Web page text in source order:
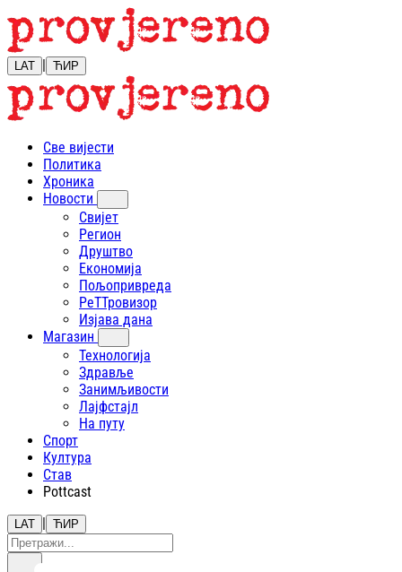
LAT | ЋИР
Све вијести
Политика
Хроника
Новости
Свијет
Регион
Друштво
Економија
Пољопривреда
РеТТровизор
Изјава дана
Магазин
Технологија
Здравље
Занимљивости
Лајфстajл
На путу
Спорт
Култура
Став
Pottcast
LAT | ЋИР